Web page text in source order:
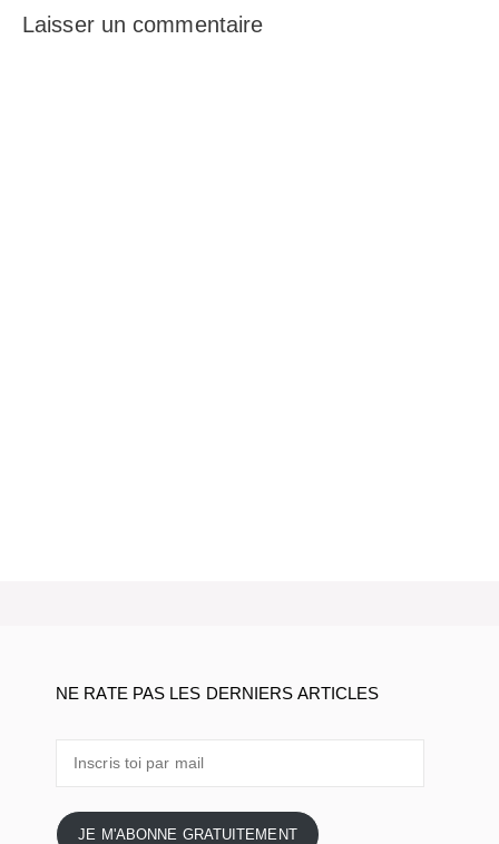
Laisser un commentaire
NE RATE PAS LES DERNIERS ARTICLES
mail
JE M'ABONNE GRATUITEMENT